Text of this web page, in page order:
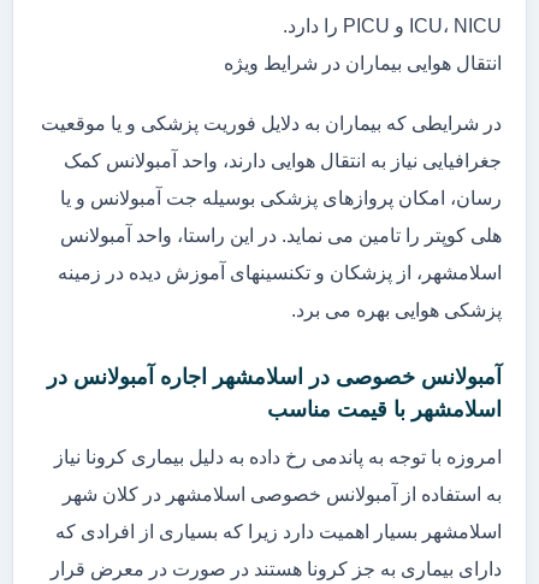
ICU، NICU و PICU را دارد.
انتقال هوایی بیماران در شرایط ویژه
در شرایطی که بیماران به دلایل فوریت پزشکی و یا موقعیت
جغرافیایی نیاز به انتقال هوایی دارند، واحد آمبولانس کمک
رسان، امکان پروازهای پزشکی بوسیله جت آمبولانس و یا
هلی کوپتر را تامین می نماید. در این راستا، واحد آمبولانس
اسلامشهر، از پزشکان و تکنسینهای آموزش دیده در زمینه
پزشکی هوایی بهره می برد.
آمبولانس خصوصی در اسلامشهر اجاره آمبولانس در
اسلامشهر با قیمت مناسب
امروزه با توجه به پاندمی رخ داده به دلیل بیماری کرونا نیاز
به استفاده از آمبولانس خصوصی اسلامشهر در کلان شهر
اسلامشهر بسیار اهمیت دارد زیرا که بسیاری از افرادی که
دارای بیماری به جز کرونا هستند در صورت در معرض قرار